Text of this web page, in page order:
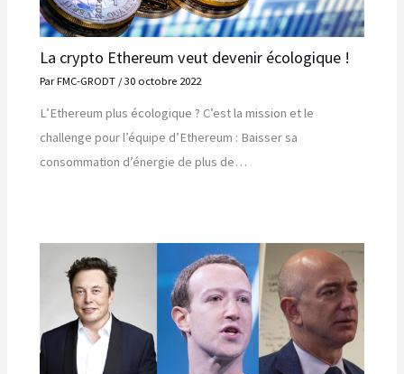
La crypto Ethereum veut devenir écologique !
ParFMC-GRODT /30 octobre 2022
L’Ethereum plus écologique ? C’est la mission et le
challenge pour l’équipe d’Ethereum : Baisser sa
consommation d’énergie de plus de…